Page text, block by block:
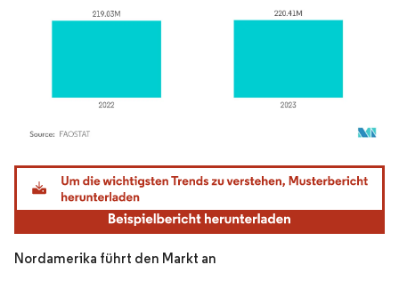
Bild © Mordor Intelligence. Wiederverwendung erfordert Namensnennung gemäß
Nordamerika führt den Markt an